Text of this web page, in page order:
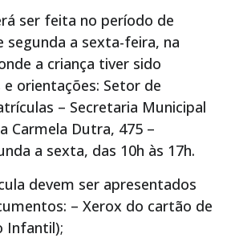
ser feita no período de
segunda a sexta-feira, na
a criança tiver sido
e orientações: Setor de
– Secretaria Municipal
Carmela Dutra, 475 –
a sexta, das 10h às 17h.
devem ser apresentados
– Xerox do cartão de
Infantil);